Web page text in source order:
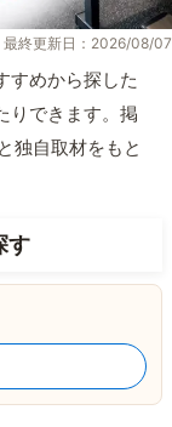
最終更新日：2026/08/07
すめから探した
りできます。掲
独自取材をもと
す